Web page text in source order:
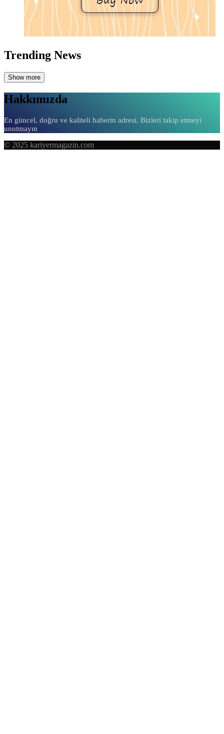
Trending News
Show more
Hakkımızda
En güncel, doğru ve kaliteli haberin adresi. Bizleri takip etmeyi
unutmayın
© 2025 kariyermagazin.com